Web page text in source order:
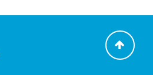
Go
back